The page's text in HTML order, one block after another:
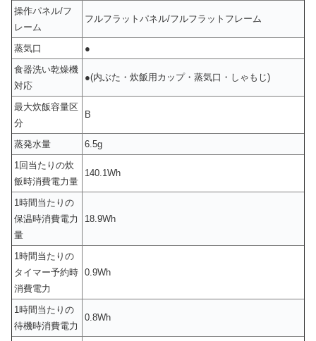
操作パネル/フ
レーム
フルフラットパネル/フルフラットフレーム
蒸気口
●
食器洗い乾燥機
対応
●(内ぶた・炊飯用カップ・蒸気口・しゃもじ)
最大炊飯容量区
分
B
蒸発水量
6.5g
1回当たりの炊
飯時消費電力量
140.1Wh
1時間当たりの
保温時消費電力
量
18.9Wh
1時間当たりの
タイマー予約時
消費電力
0.9Wh
1時間当たりの
待機時消費電力
0.8Wh